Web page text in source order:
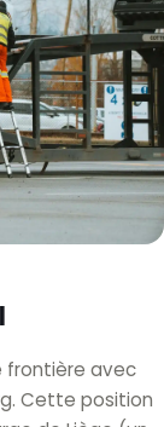
frontière avec
Cette position